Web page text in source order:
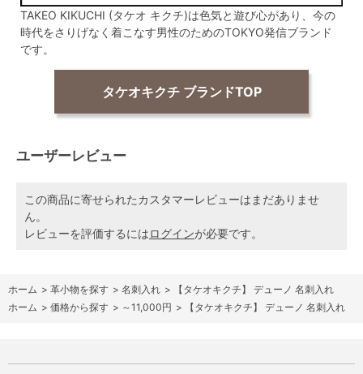
TAKEO KIKUCHI (タケオ キクチ)は色気と遊び心があり、今の
時代をさりげなく着こなす男性のためのTOKYO発信ブランド
です。
タケオキクチ ブランドTOP
ユーザーレビュー
この商品に寄せられたカスタマーレビューはまだありませ
ん。
レビューを評価するにはログインが必要です。
ホーム > 革小物を探す > 名刺入れ >
【タケオキクチ】 デューノ 名刺入れ
ホーム > 価格から探す > ～11,000円 > 【タケオキクチ】 デューノ 名刺入れ